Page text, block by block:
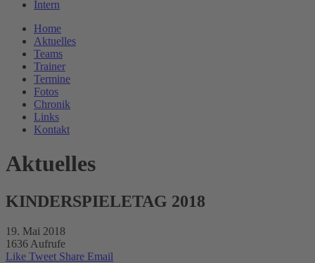
Intern
Home
Aktuelles
Teams
Trainer
Termine
Fotos
Chronik
Links
Kontakt
Aktuelles
KINDERSPIELETAG 2018
19. Mai 2018
1636 Aufrufe
Like Tweet Share Email